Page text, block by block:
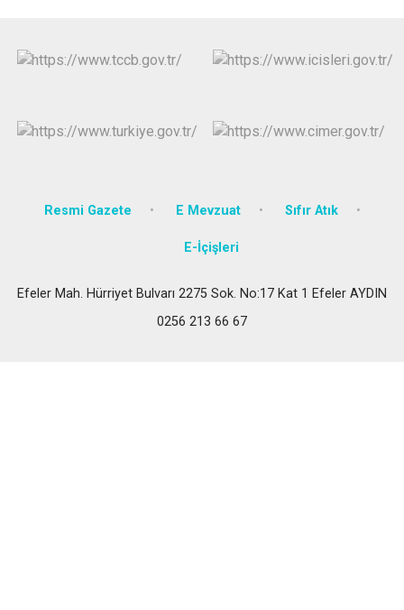
Resmi Gazete E Mevzuat Sıfır Atık
E-İçişleri
Efeler Mah. Hürriyet Bulvarı 2275 Sok. No:17 Kat 1 Efeler AYDIN
0256 213 66 67